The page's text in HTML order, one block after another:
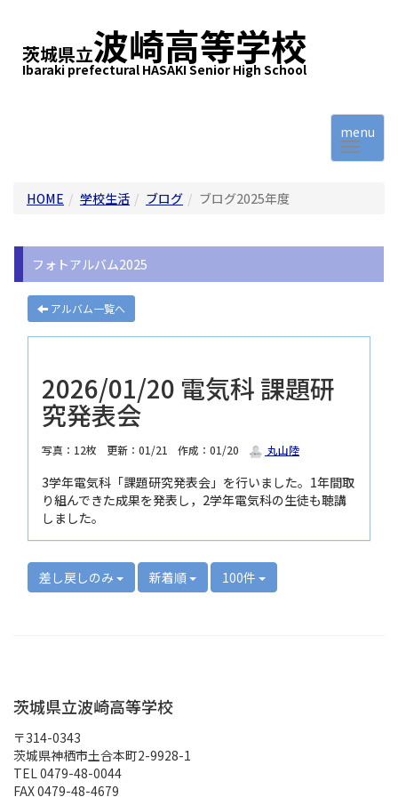
茨城県立波崎高等学校
Ibaraki prefectural HASAKI Senior High School
menu
HOME 学校生活 ブログ ブログ2025年度
フォトアルバム2025
アルバム一覧へ
2026/01/20 電気科 課題研
究発表会
写真：12枚 更新：01/21 作成：01/20 丸山陸
3学年電気科「課題研究発表会」を行いました。1年間取
り組んできた成果を発表し，2学年電気科の生徒も聴講
しました。
差し戻しのみ 新着順 100件
茨城県立波崎高等学校
〒314-0343
茨城県神栖市土合本町2-9928-1
TEL 0479-48-0044
FAX 0479-48-4679